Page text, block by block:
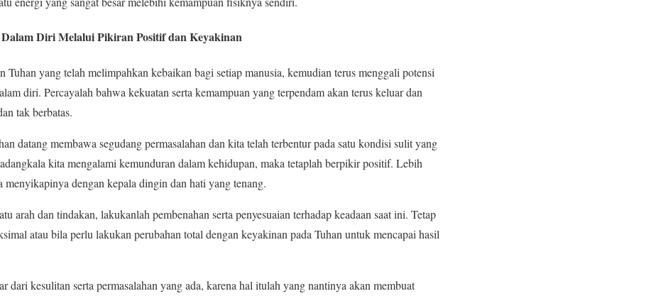
Diri Melalui Pikiran Positif dan Keyakinan
Tuhan yang telah melimpahkan kebaikan bagi setiap manusia, kemudian terus menggali potensi
diri. Percayalah bahwa kekuatan serta kemampuan yang terpendam akan terus keluar dan
tak berbatas.
datang membawa segudang permasalahan dan kita telah terbentur pada satu kondisi sulit yang
kita mengalami kemunduran dalam kehidupan, maka tetaplah berpikir positif. Lebih
dengan kepala dingin dan hati yang tenang.
arah dan tindakan, lakukanlah pembenahan serta penyesuaian terhadap keadaan saat ini. Tetap
atau bila perlu lakukan perubahan total dengan keyakinan pada Tuhan untuk mencapai hasil
dari kesulitan serta permasalahan yang ada, karena hal itulah yang nantinya akan membuat